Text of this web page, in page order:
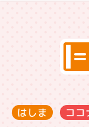
はしま ココ